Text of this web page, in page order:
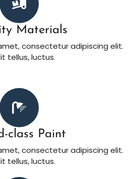
Materials
consectetur adipiscing elit.
tellus, luctus.
class Paint
consectetur adipiscing elit.
tellus, luctus.